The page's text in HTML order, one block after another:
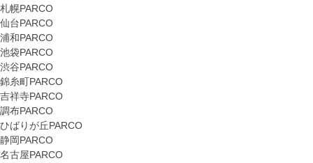
札幌PARCO
仙台PARCO
浦和PARCO
池袋PARCO
渋谷PARCO
錦糸町PARCO
吉祥寺PARCO
調布PARCO
ひばりが丘PARCO
静岡PARCO
名古屋PARCO